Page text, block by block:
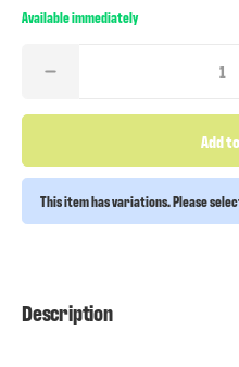
Available immediately
Add
This item has variations. Please
Description